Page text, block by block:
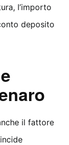
l’importo
deposito
il fattore